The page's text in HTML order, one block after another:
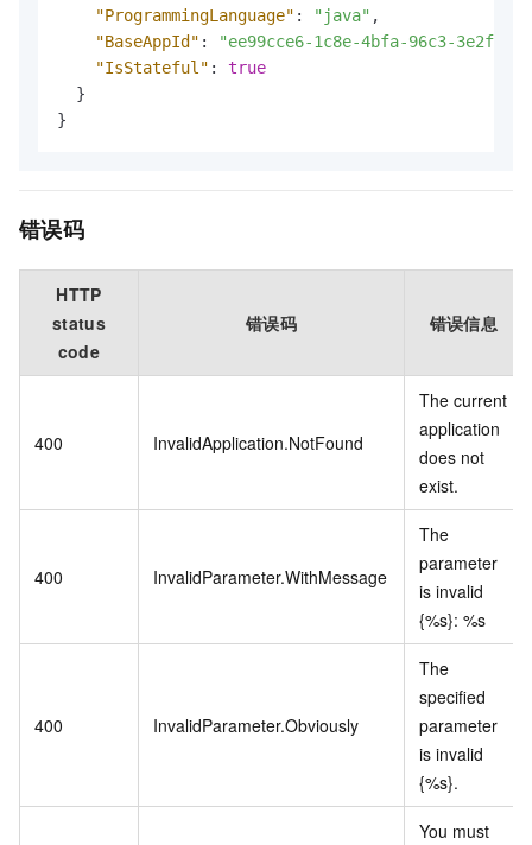
"ProgrammingLanguage" : "java" ,
"BaseAppId" :
"ee99cce6-1c8e-4bfa-96c3-
"IsStateful" :
true
}
}
错误码
HTTP
status
code
错误码 错误信息
400 InvalidApplication.NotFound
The current
application
does not
exist.
400 InvalidParameter.WithMessage
The
parameter
is invalid
{%s}: %s
400 InvalidParameter.Obviously
The
specified
parameter
is invalid
{%s}.
You must